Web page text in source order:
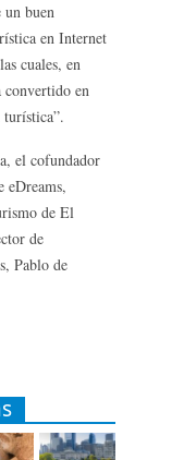
un buen
en Internet
cuales, en
convertido en
el cofundador
eDreams,
de El
de
Pablo de